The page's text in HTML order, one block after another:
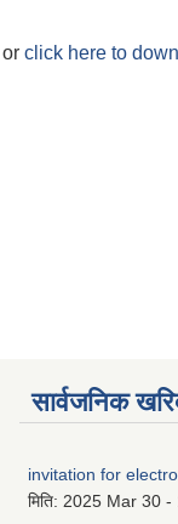
or click here to
सार्वजनिक
invitation for
मिति: 2025 Mar 30 -